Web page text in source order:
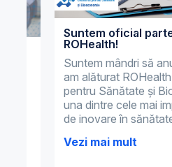
Suntem oficial
ROHealth!
Suntem mândri să
am alăturat
pentru Sănătate și
una dintre cele mai
de inovare în
Vezi mai mult